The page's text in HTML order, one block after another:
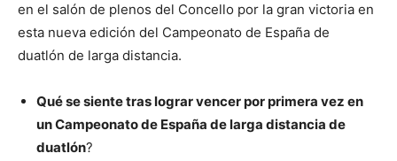
en el salón de plenos del Concello por la gran victoria en
esta nueva edición del Campeonato de España de
duatlón de larga distancia.
Qué se siente tras lograr vencer por primera vez en
un Campeonato de España de larga distancia de
duatlón?